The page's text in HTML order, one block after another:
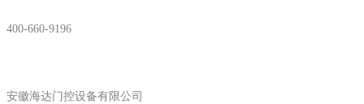
400-660-9196
安徽海达门控设备有限公司